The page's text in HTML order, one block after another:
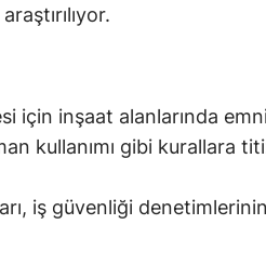
için inşaat alanlarında
kullanımı gibi kurallara
iş güvenliği